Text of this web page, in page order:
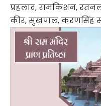
प्रहलाद, रामकिशन,
कीर, सुखपाल, करणसिंह